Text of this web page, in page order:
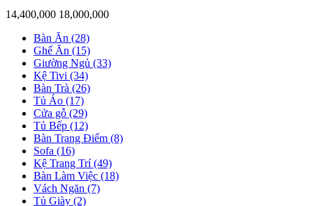
14,400,000 18,000,000
Bàn Ăn (28)
Ghế Ăn (15)
Giường Ngủ (33)
Kệ Tivi (34)
Bàn Trà (26)
Tủ Áo (17)
Cửa gỗ (29)
Tủ Bếp (12)
Bàn Trang Điểm (8)
Sofa (16)
Kệ Trang Trí (49)
Bàn Làm Việc (18)
Vách Ngăn (7)
Tủ Giày (2)